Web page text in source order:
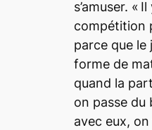
s’amuser. « Il
compétition
parce que le
forme de
quand la
on passe du
avec eux,